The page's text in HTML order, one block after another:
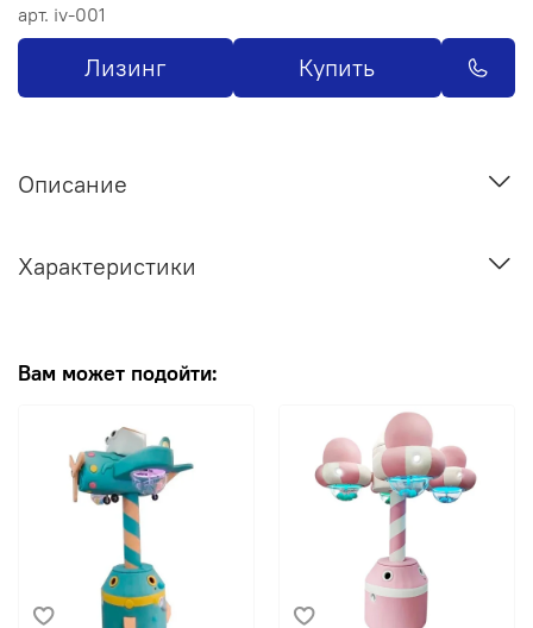
арт. iv-001
Лизинг Купить
Описание
Характеристики
Вам может подойти: